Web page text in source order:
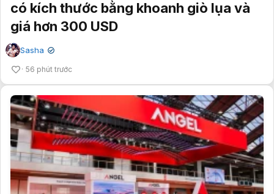
có kích thước bằng khoanh giò lụa và
giá hơn 300 USD
Sasha ✔
56 phút trước